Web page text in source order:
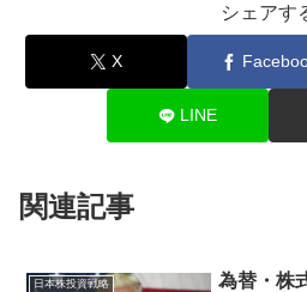
シェアす
X
LINE
関連記事
日本株投資戦略
為替・株